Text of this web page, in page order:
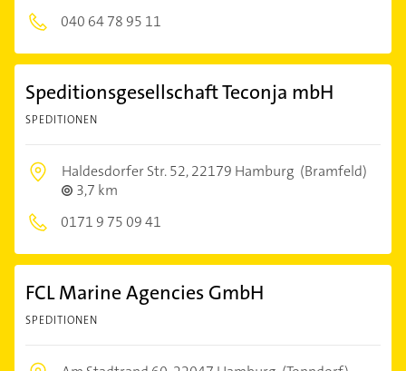
040 64 78 95 11
Speditionsgesellschaft Teconja mbH
SPEDITIONEN
Haldesdorfer Str. 52,22179 Hamburg (Bramfeld)
3,7 km
0171 9 75 09 41
FCL Marine Agencies GmbH
SPEDITIONEN